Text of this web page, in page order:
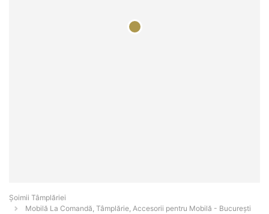
Șoimii Tâmplăriei
Mobilă La Comandă, Tâmplărie, Accesorii pentru Mobilă - Bucureşti